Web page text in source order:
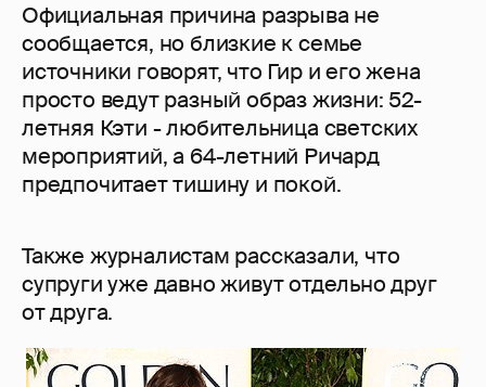
Официальная причина разрыва не
сообщается, но близкие к семье
источники говорят, что Гир и его жена
просто ведут разный образ жизни: 52-
летняя Кэти - любительница светских
мероприятий, а 64-летний Ричард
предпочитает тишину и покой.
Также журналистам рассказали, что
супруги уже давно живут отдельно друг
от друга.